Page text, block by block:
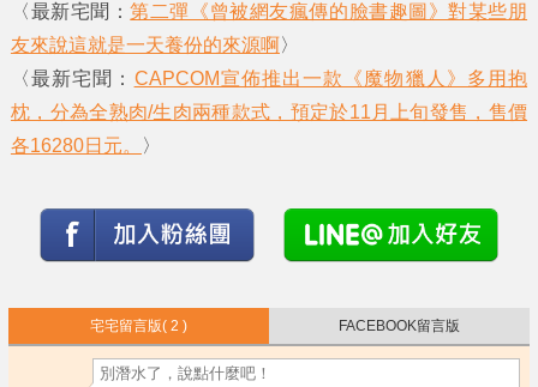
〈最新宅聞：第二彈《曾被網友瘋傳的臉書趣圖》對某些朋
友來說這就是一天養份的來源啊 〉
〈最新宅聞： CAPCOM宣佈推出一款《魔物獵人》多用抱
枕，分為全熟肉/生肉兩種款式，預定於11月上旬發售，售價
各16280日元。
〉
宅宅留言版( 2 ) FACEBOOK留言版